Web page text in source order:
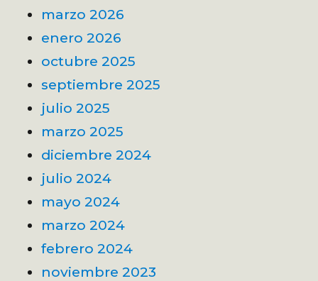
marzo 2026
enero 2026
octubre 2025
septiembre 2025
julio 2025
marzo 2025
diciembre 2024
julio 2024
mayo 2024
marzo 2024
febrero 2024
noviembre 2023